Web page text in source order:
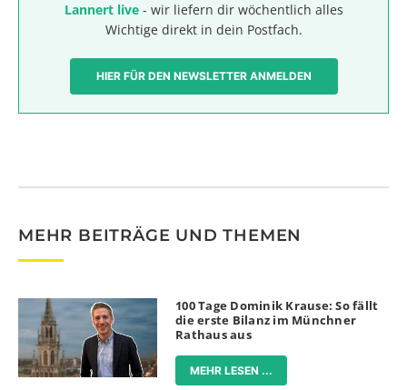
Lannert live- wir liefern dir wöchentlich alles
Wichtige direkt in dein Postfach.
HIER FÜR DEN NEWSLETTER ANMELDEN
MEHR BEITRÄGE UND THEMEN
100 Tage Dominik Krause: So fällt
die erste Bilanz im Münchner
Rathaus aus
MEHR LESEN ...